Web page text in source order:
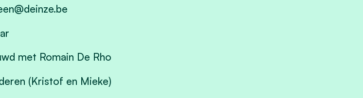
met Romain De Rho
(Kristof en Mieke)